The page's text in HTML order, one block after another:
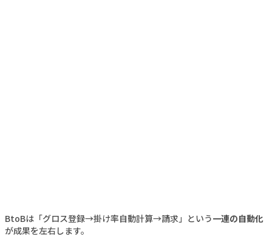
BtoBは「グロス登録→掛け率自動計算→請求」という一連の自動化
が成果を左右します。